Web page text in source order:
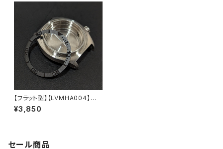
【フラット型】【LVMHA004】ベ
ゼルインサート ブラック ステン
レス製 カウントアップ表記 カス
¥3,850
セール商品